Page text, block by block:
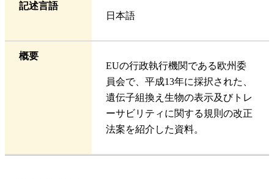
記述言語
日本語
概要
EUの行政執行機関である欧州委
員会で、平成13年に採択された、
遺伝子組換え生物の表示及びトレ
ーサビリティに関する規則の改正
法案を紹介した資料。